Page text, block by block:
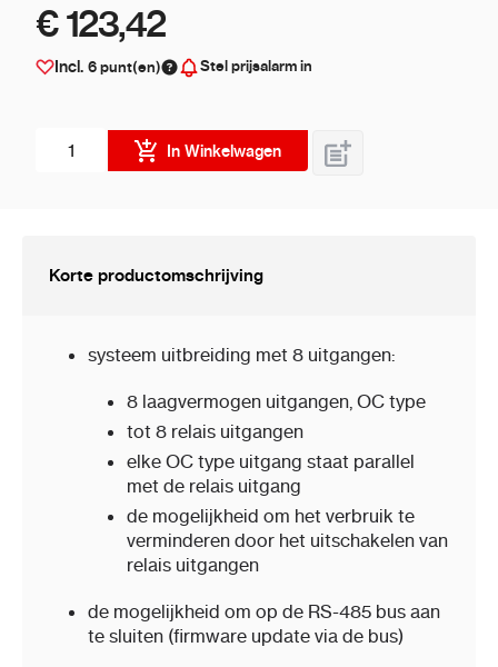
€ 123,42
Incl. 6punt(en) Stel prijsalarm in
In Winkelwagen
Korte productomschrijving
systeem uitbreiding met 8 uitgangen:
8 laagvermogen uitgangen, OC type
tot 8 relais uitgangen
elke OC type uitgang staat parallel
met de relais uitgang
de mogelijkheid om het verbruik te
verminderen door het uitschakelen van
relais uitgangen
de mogelijkheid om op de RS-485 bus aan
te sluiten (firmware update via de bus)